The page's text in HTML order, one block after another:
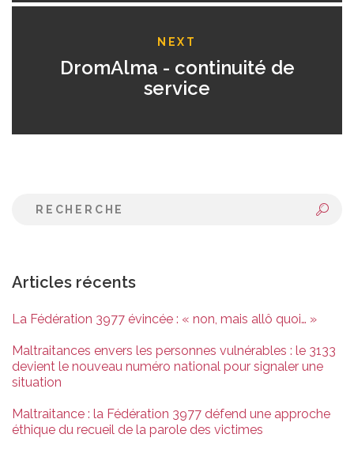
NEXT
DromAlma - continuité de
service
Articles récents
La Fédération 3977 évincée : « non, mais allô quoi… »
Maltraitances envers les personnes vulnérables : le 3133
devient le nouveau numéro national pour signaler une
situation
Maltraitance : la Fédération 3977 défend une approche
éthique du recueil de la parole des victimes